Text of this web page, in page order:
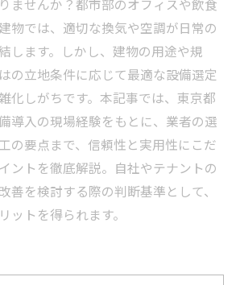
ませんか？都市部のオフィスや飲食
物では、適切な換気や空調が日常の
します。しかし、建物の用途や規
の立地条件に応じて最適な設備選定
化しがちです。本記事では、東京都
導入の現場経験をもとに、業者の選
の要点まで、信頼性と実用性にこだ
ントを徹底解説。自社やテナントの
善を検討する際の判断基準として、
ットを得られます。